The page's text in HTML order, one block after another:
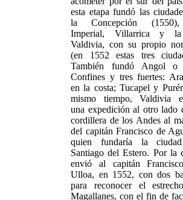
esta etapa fundó las
la Concepción
Imperial, Villarrica y
Valdivia, con su propio
(en 1552 estas tres
También fundó Angol o
Confines y tres fuertes:
en la costa; Tucapel y
mismo tiempo, Valdivia
una expedición al otro lado
cordillera de los Andes al
del capitán Francisco de
quien fundaría la
Santiago del Estero. Por la
envió al capitán
Ulloa, en 1552, con dos
para reconocer el
Magallanes, con el fin de